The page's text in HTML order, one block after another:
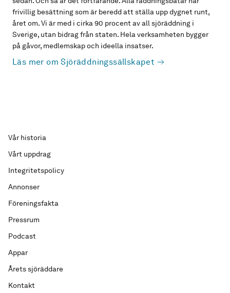
frivillig besättning som är beredd att ställa upp dygnet runt,
året om. Vi är med i cirka 90 procent av all sjöräddning i
Sverige, utan bidrag från staten. Hela verksamheten bygger
på gåvor, medlemskap och ideella insatser.
Läs mer om Sjöräddningssällskapet
Vår historia
Vårt uppdrag
Integritetspolicy
Annonser
Föreningsfakta
Pressrum
Podcast
Appar
Årets sjöräddare
Kontakt